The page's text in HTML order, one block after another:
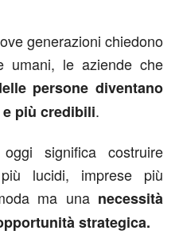
generazioni chiedono
umani, le aziende che
persone diventano
più credibili.
significa costruire
lucidi, imprese più
ma unanecessità
strategica.